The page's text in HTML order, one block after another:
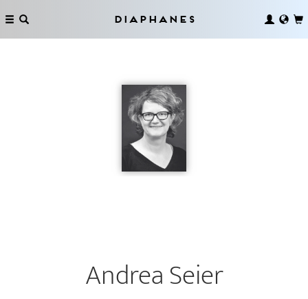
Diaphanes
Andrea Seier